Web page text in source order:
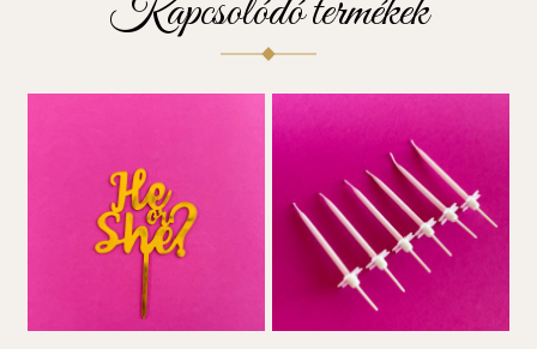
Kapcsolódó termékek